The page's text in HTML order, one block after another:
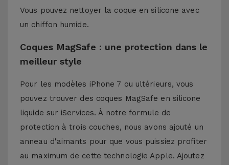
Vous pouvez nettoyer la coque en silicone avec
un chiffon humide.
Coques MagSafe : une protection dans le
meilleur style
Pour les modèles iPhone 7 ou ultérieurs, vous
pouvez trouver des coques MagSafe en silicone
liquide sur iServices. À notre formule de
protection à trois couches, nous avons ajouté un
anneau d'aimants pour que vous puissiez profiter
au maximum de cette technologie Apple. Ajoutez